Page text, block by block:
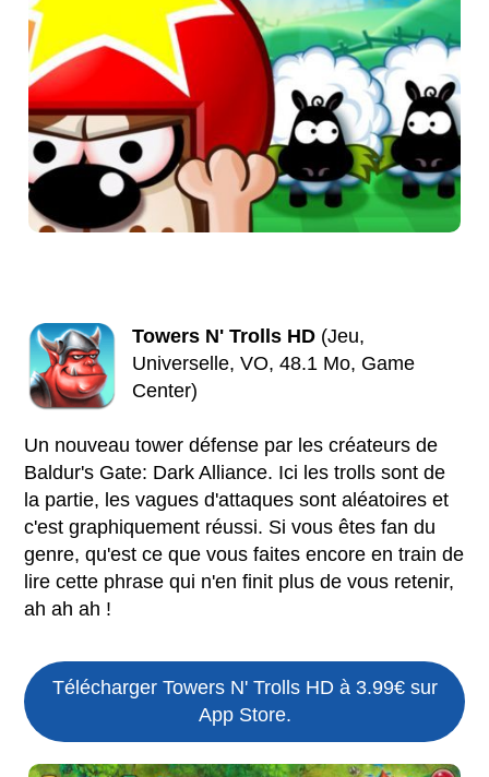
Towers N' Trolls HD (Jeu,
Universelle, VO, 48.1 Mo, Game
Center)
Un nouveau tower défense par les créateurs de
Baldur's Gate: Dark Alliance. Ici les trolls sont de
la partie, les vagues d'attaques sont aléatoires et
c'est graphiquement réussi. Si vous êtes fan du
genre, qu'est ce que vous faites encore en train de
lire cette phrase qui n'en finit plus de vous retenir,
ah ah ah !
Télécharger Towers N' Trolls HD à 3.99€ sur
App Store.